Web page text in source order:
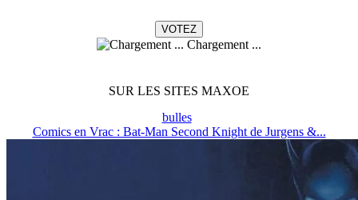
Chargement ...
SUR LES SITES MAXOE
bulles
Comics en Vrac : Bat-Man Second Knight de Jurgens &...